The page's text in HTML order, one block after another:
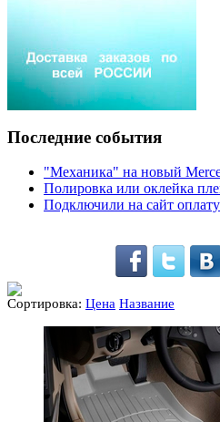
Последние события
"Механика" на новый
Полировка или оклейка
Подключили на сайт
Сортировка: Цена Название